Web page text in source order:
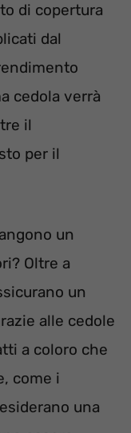
di copertura
dal
cedola verrà
il
per il
un
Oltre a
un
alle cedole
a coloro che
come i
una